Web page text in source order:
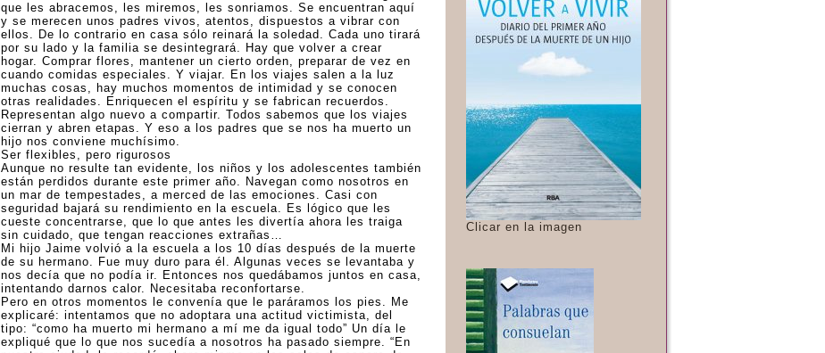
que les abracemos, les miremos, les sonriamos. Se encuentran aquí
y se merecen unos padres vivos, atentos, dispuestos a vibrar con
ellos. De lo contrario en casa sólo reinará la soledad. Cada uno tirará
por su lado y la familia se desintegrará. Hay que volver a crear
hogar. Comprar flores, mantener un cierto orden, preparar de vez en
cuando comidas especiales. Y viajar. En los viajes salen a la luz
muchas cosas, hay muchos momentos de intimidad y se conocen
otras realidades. Enriquecen el espíritu y se fabrican recuerdos.
Representan algo nuevo a compartir. Todos sabemos que los viajes
cierran y abren etapas. Y eso a los padres que se nos ha muerto un
hijo nos conviene muchísimo.
Ser flexibles, pero rigurosos
Aunque no resulte tan evidente, los niños y los adolescentes también
están perdidos durante este primer año. Navegan como nosotros en
un mar de tempestades, a merced de las emociones. Casi con
seguridad bajará su rendimiento en la escuela. Es lógico que les
cueste concentrarse, que lo que antes les divertía ahora les traiga
sin cuidado, que tengan reacciones extrañas…
Mi hijo Jaime volvió a la escuela a los 10 días después de la muerte
de su hermano. Fue muy duro para él. Algunas veces se levantaba y
nos decía que no podía ir. Entonces nos quedábamos juntos en casa,
intentando darnos calor. Necesitaba reconfortarse.
Pero en otros momentos le convenía que le paráramos los pies. Me
explicaré: intentamos que no adoptara una actitud victimista, del
tipo: “como ha muerto mi hermano a mí me da igual todo” Un día le
expliqué que lo que nos sucedía a nosotros ha pasado siempre. “En
Clicar en la imagen